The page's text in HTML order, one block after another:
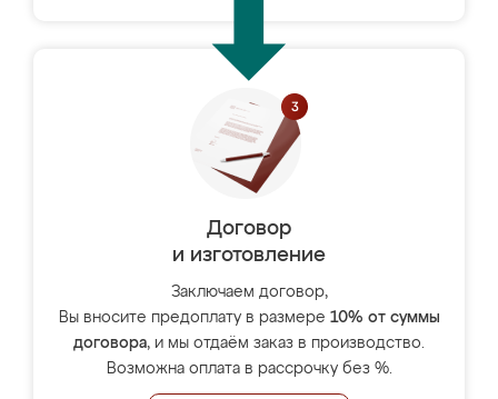
Договор
и изготовление
Заключаем договор,
Вы вносите предоплату в размере 10% от суммы
договора, и мы отдаём заказ в производство.
Возможна оплата в рассрочку без %.